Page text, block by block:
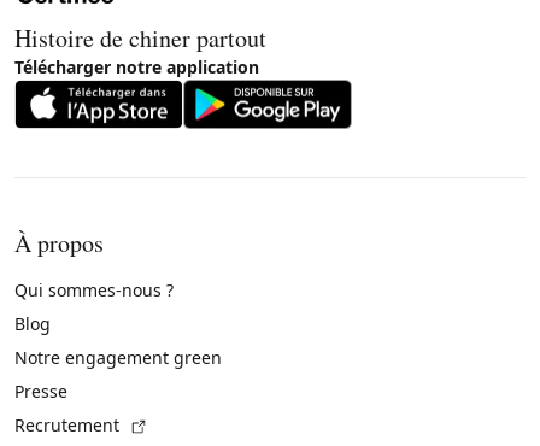
Histoire de chiner partout
Télécharger notre application
À propos
Qui sommes-nous ?
Blog
Notre engagement green
Presse
Recrutement